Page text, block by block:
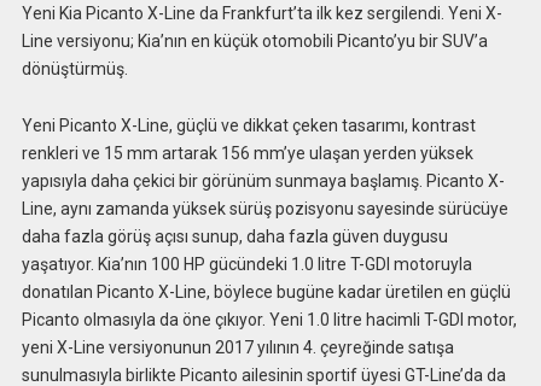
Yeni Kia Picanto X-Line da Frankfurt’ta ilk kez sergilendi. Yeni X-
Line versiyonu; Kia’nın en küçük otomobili Picanto’yu bir SUV’a
dönüştürmüş.
Yeni Picanto X-Line, güçlü ve dikkat çeken tasarımı, kontrast
renkleri ve 15 mm artarak 156 mm’ye ulaşan yerden yüksek
yapısıyla daha çekici bir görünüm sunmaya başlamış. Picanto X-
Line, aynı zamanda yüksek sürüş pozisyonu sayesinde sürücüye
daha fazla görüş açısı sunup, daha fazla güven duygusu
yaşatıyor. Kia’nın 100 HP gücündeki 1.0 litre T-GDI motoruyla
donatılan Picanto X-Line, böylece bugüne kadar üretilen en güçlü
Picanto olmasıyla da öne çıkıyor. Yeni 1.0 litre hacimli T-GDI motor,
yeni X-Line versiyonunun 2017 yılının 4. çeyreğinde satışa
sunulmasıyla birlikte Picanto ailesinin sportif üyesi GT-Line’da da